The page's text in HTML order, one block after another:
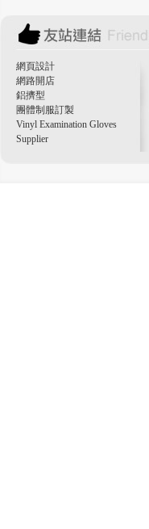
網頁設計
網路開店
鋁擠型
團體制服訂製
Vinyl Examination Gloves
Supplier